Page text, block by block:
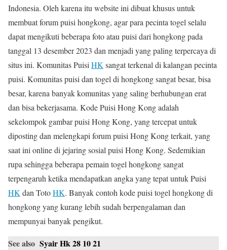
Indonesia. Oleh karena itu website ini dibuat khusus untuk
membuat forum puisi hongkong, agar para pecinta togel selalu
dapat mengikuti beberapa foto atau puisi dari hongkong pada
tanggal 13 desember 2023 dan menjadi yang paling terpercaya di
situs ini. Komunitas PuisiHKsangat terkenal di kalangan pecinta
puisi. Komunitas puisi dan togel di hongkong sangat besar, bisa
besar, karena banyak komunitas yang saling berhubungan erat
dan bisa bekerjasama. Kode Puisi Hong Kong adalah
sekelompok gambar puisi Hong Kong, yang tercepat untuk
diposting dan melengkapi forum puisi Hong Kong terkait, yang
saat ini online di jejaring sosial puisi Hong Kong. Sedemikian
rupa sehingga beberapa pemain togel hongkong sangat
terpengaruh ketika mendapatkan angka yang tepat untuk Puisi
HKdan TotoHK. Banyak contoh kode puisi togel hongkong di
hongkong yang kurang lebih sudah berpengalaman dan
mempunyai banyak pengikut.
See also Syair Hk 28 10 21